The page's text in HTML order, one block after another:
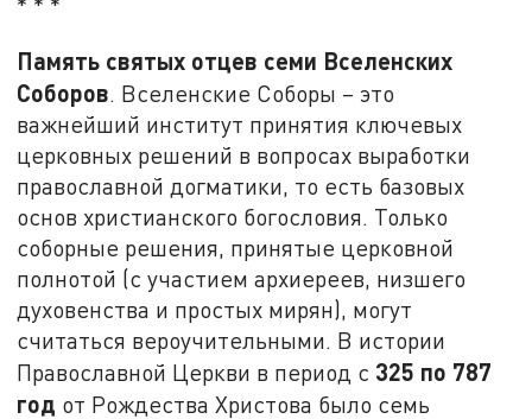
* * *
Память святых отцев семи Вселенских
Соборов. Вселенские Соборы – это
важнейший институт принятия ключевых
церковных решений в вопросах выработки
православной догматики, то есть базовых
основ христианского богословия. Только
соборные решения, принятые церковной
полнотой (с участием архиереев, низшего
духовенства и простых мирян), могут
считаться вероучительными. В истории
Православной Церкви в период с 325 по 787
год от Рождества Христова было семь